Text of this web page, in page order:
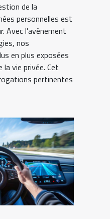
de la
personnelles est
Avec l'avènement
nos
en plus exposées
vie privée. Cet
pertinentes